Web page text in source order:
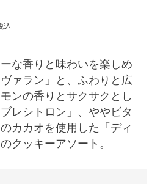
込
な香りと味わいを楽しめ
ァラン」と、ふわりと広
ンの香りとサクサクとし
レシトロン」、ややビタ
カカオを使用した「ディ
クッキーアソート。